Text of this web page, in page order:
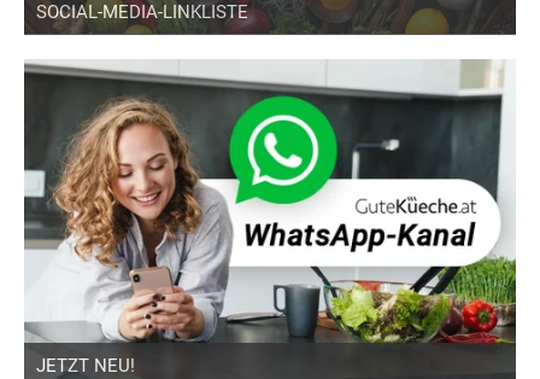
SOCIAL-MEDIA-LINKLISTE
JETZT NEU!